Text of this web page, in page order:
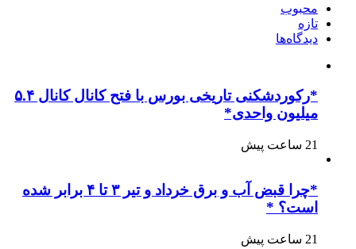
محبوب
تازه
دیدگاه‌ها
*رکوردشکنی تاریخی بورس با فتح کانال کانال ۵.۴
میلیون واحدی*
21 ساعت پیش
*چرا قبض آب و برق خرداد و تیر ۳ تا ۴ برابر شده
است؟ *
21 ساعت پیش